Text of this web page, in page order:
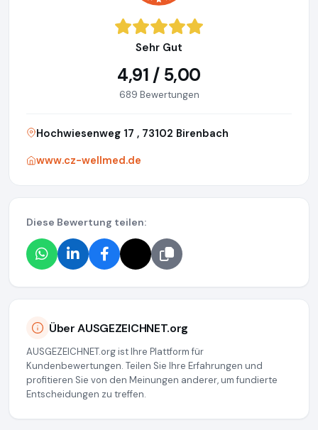
Sehr Gut
4,91 / 5,00
689 Bewertungen
Hochwiesenweg 17 , 73102 Birenbach
www.cz-wellmed.de
Diese Bewertung teilen:
Über AUSGEZEICHNET.org
AUSGEZEICHNET.org ist Ihre Plattform für
Kundenbewertungen. Teilen Sie Ihre Erfahrungen und
profitieren Sie von den Meinungen anderer, um fundierte
Entscheidungen zu treffen.